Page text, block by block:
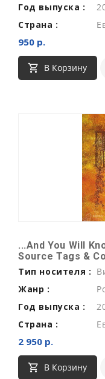
Год выпуска :
Страна :
950 р.
В Корзину
...And You Will
Source Tags &
Тип носителя :
Жанр :
Год выпуска :
Страна :
2 950 р.
В Корзину